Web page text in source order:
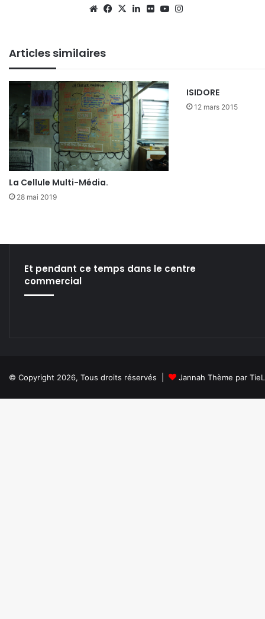
WebsiteFacebook
X Linkedin
FlickrYouTube
Articles similaires
La Cellule Multi-Média.
28 mai 2019
ISIDORE
12 mars 2015
Et pendant ce temps dans le centre
commercial
© Copyright 2026, Tous droits réservés | Jannah Thème par